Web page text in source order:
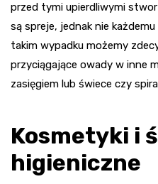
przed tymi upierdliwymi
są spreje, jednak nie
takim wypadku możemy
przyciągające owady w inne
zasięgiem lub świece czy
Kosmetyki i
higieniczne